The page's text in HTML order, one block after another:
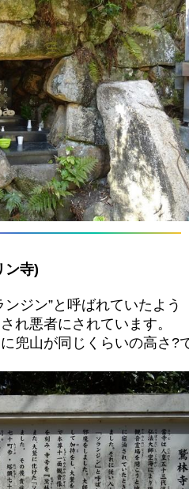
寺)
ジン”と呼ばれていたよう
れ悪者にされています。
兜山が同じくらいの高さ?